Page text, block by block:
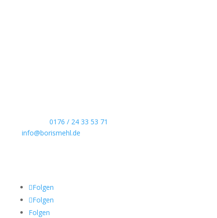
0176 / 24 33 53 71
info@borismehl.de
Folgen
Folgen
Folgen